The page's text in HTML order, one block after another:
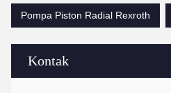
Kontak
Pompa Piston Radial Rexroth